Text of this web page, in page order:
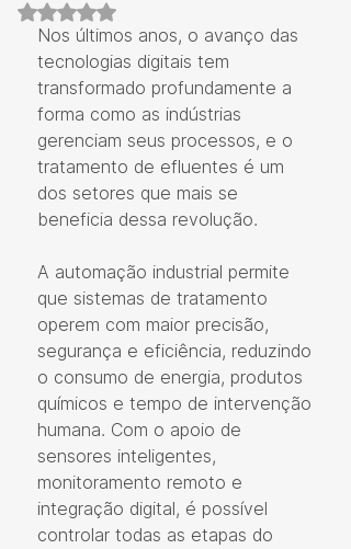
Avaliado com NaN de 5 estrelas.
Nos últimos anos, o avanço das
tecnologias digitais tem
transformado profundamente a
forma como as indústrias
gerenciam seus processos, e o
tratamento de efluentes é um
dos setores que mais se
beneficia dessa revolução.
A automação industrial permite
que sistemas de tratamento
operem com maior precisão,
segurança e eficiência, reduzindo
o consumo de energia, produtos
químicos e tempo de intervenção
humana. Com o apoio de
sensores inteligentes,
monitoramento remoto e
integração digital, é possível
controlar todas as etapas do